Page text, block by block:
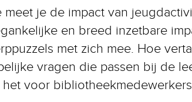
meet je de impact van
en breed inzetbare
met zich mee. Hoe
vragen die passen bij de
voor